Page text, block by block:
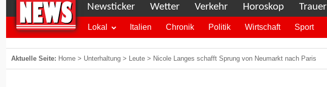
Newsticker Wetter Verkehr Horoskop Trauer
Lokal Italien Chronik Politik Wirtschaft Sport
Aktuelle Seite: Home > Unterhaltung > Leute > Nicole Langes schafft Sprung von Neumarkt nach Paris